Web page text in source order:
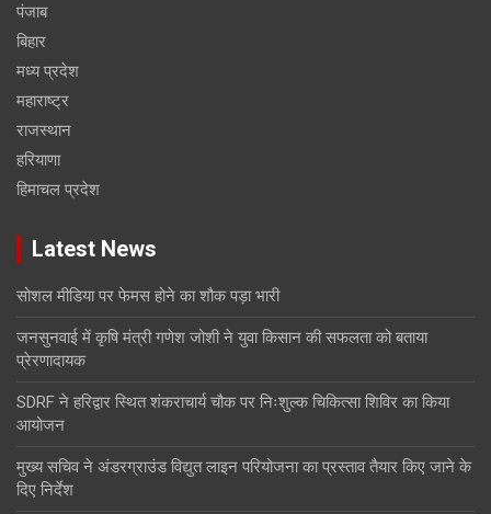
पंजाब
बिहार
मध्य प्रदेश
महाराष्ट्र
राजस्थान
हरियाणा
हिमाचल प्रदेश
Latest News
सोशल मीडिया पर फेमस होने का शौक पड़ा भारी
जनसुनवाई में कृषि मंत्री गणेश जोशी ने युवा किसान की सफलता को बताया
प्रेरणादायक
SDRF ने हरिद्वार स्थित शंकराचार्य चौक पर निःशुल्क चिकित्सा शिविर का किया
आयोजन
मुख्य सचिव ने अंडरग्राउंड विद्युत लाइन परियोजना का प्रस्ताव तैयार किए जाने के
दिए निर्देश